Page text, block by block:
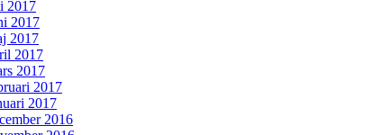
2017
2017
2017
2017
2017
2017
2017
2016